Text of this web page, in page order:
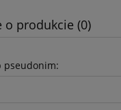
o produkcie (0)
pseudonim: